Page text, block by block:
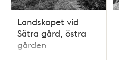
Landskapet vid
Sätra gård, östra
gården